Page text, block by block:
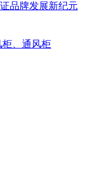
品牌发展新纪元
、通风柜